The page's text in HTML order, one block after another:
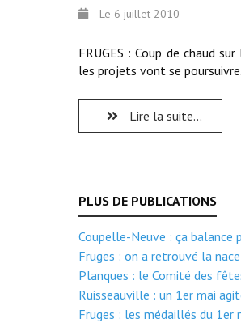
Le 6 juillet 2010
FRUGES : Coup de chaud
les projets vont se poursuivre.
Lire la suite...
Coupelle-Neuve : ça balance
Fruges : on a retrouvé la
Planques : le Comité des
Ruisseauville : un 1er mai
Fruges : les médaillés du 1er